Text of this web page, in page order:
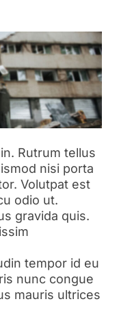
Rutrum tellus
nisi porta
Volutpat est
odio ut.
gravida quis.
tempor id eu
nunc congue
mauris ultrices